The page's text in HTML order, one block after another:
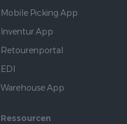
Mobile Picking App
Inventur App
Retourenportal
EDI
Warehouse App
Ressourcen